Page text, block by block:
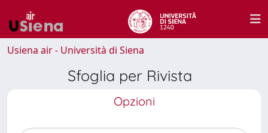
Usiena air - Università di Siena
Sfoglia per Rivista
Opzioni